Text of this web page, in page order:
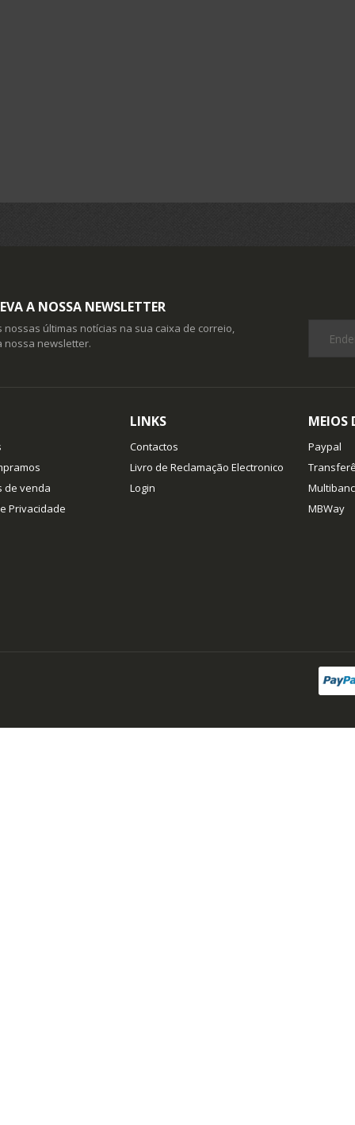
A NOSSA NEWSLETTER
nossas últimas notícias na sua caixa de correio,
nossa newsletter.
de venda
Privacidade
LINKS
Contactos
Livro de Reclamação Electronico
Login
MEIOS
Paypal
MBWay